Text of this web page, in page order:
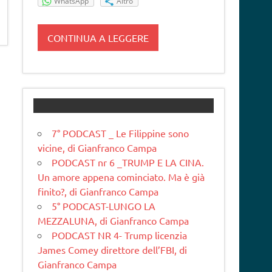
CONTINUA A LEGGERE
7° PODCAST _ Le Filippine sono
vicine, di Gianfranco Campa
PODCAST nr 6 _TRUMP E LA CINA.
Un amore appena cominciato. Ma è già
finito?, di Gianfranco Campa
5° PODCAST-LUNGO LA
MEZZALUNA, di Gianfranco Campa
PODCAST NR 4- Trump licenzia
James Comey direttore dell’FBI, di
Gianfranco Campa